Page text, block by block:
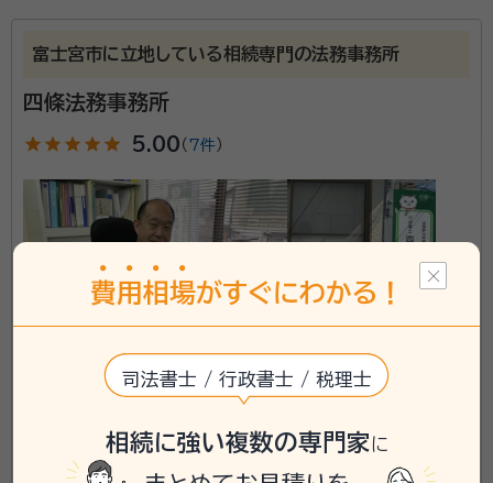
す。遺言書作成から保管制度の手続きのご案内、財産調
査等行います。同事務所内に、社会保険労務士もおりま
富士宮市に立地している相続専門の法務事務所
四條法務事務所
star star star star star 5.00 （ 7件）
静岡県御殿場市に対応可能
静岡県富士宮市宮原385-1
費用 相場がすぐにわかる！
司法書士 / 行政書士 / 税理士
相続に強い複数の専門家に